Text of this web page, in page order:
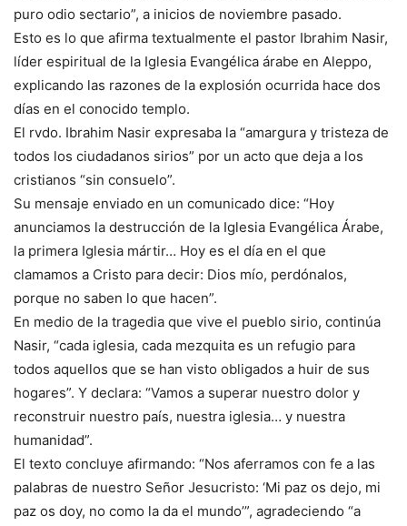
puro odio sectario”, a inicios de noviembre pasado.
Esto es lo que afirma textualmente el pastor Ibrahim Nasir,
líder espiritual de la Iglesia Evangélica árabe en Aleppo,
explicando las razones de la explosión ocurrida hace dos
días en el conocido templo.
El rvdo. Ibrahim Nasir expresaba la “amargura y tristeza de
todos los ciudadanos sirios” por un acto que deja a los
cristianos “sin consuelo”.
Su mensaje enviado en un comunicado dice: “Hoy
anunciamos la destrucción de la Iglesia Evangélica Árabe,
la primera Iglesia mártir… Hoy es el día en el que
clamamos a Cristo para decir: Dios mío, perdónalos,
porque no saben lo que hacen”.
En medio de la tragedia que vive el pueblo sirio, continúa
Nasir, “cada iglesia, cada mezquita es un refugio para
todos aquellos que se han visto obligados a huir de sus
hogares”. Y declara: “Vamos a superar nuestro dolor y
reconstruir nuestro país, nuestra iglesia… y nuestra
humanidad”.
El texto concluye afirmando: “Nos aferramos con fe a las
palabras de nuestro Señor Jesucristo: ‘Mi paz os dejo, mi
paz os doy, no como la da el mundo’”, agradeciendo “a